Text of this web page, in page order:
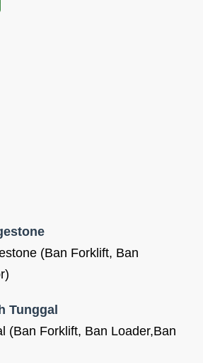
(Ban Forklift, Ban
Tunggal
(Ban Forklift, Ban Loader,Ban